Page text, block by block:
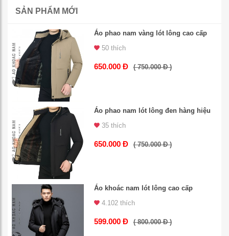
SẢN PHẨM MỚI
Áo phao nam vàng lót lông cao cấp
50 thích
650.000 Đ ( 750.000 Đ )
Áo phao nam lót lông đen hàng hiệu
35 thích
650.000 Đ ( 750.000 Đ )
Áo khoác nam lót lông cao cấp
4.102 thích
599.000 Đ ( 800.000 Đ )